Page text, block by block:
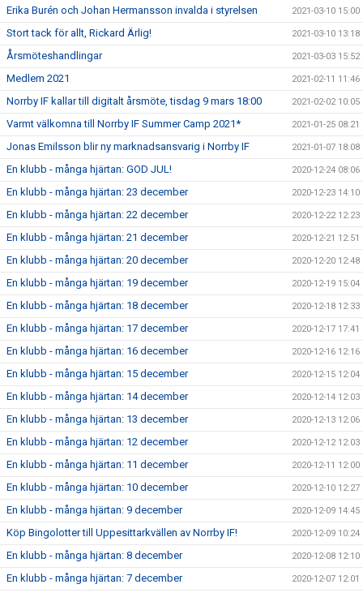
Erika Burén och Johan Hermansson invalda i styrelsen 2021-03-10 15:00
Stort tack för allt, Rickard Ärlig! 2021-03-10 13:18
Årsmöteshandlingar 2021-03-03 15:52
Medlem 2021 2021-02-11 11:46
Norrby IF kallar till digitalt årsmöte, tisdag 9 mars 18:00 2021-02-02 10:05
Varmt välkomna till Norrby IF Summer Camp 2021* 2021-01-25 08:21
Jonas Emilsson blir ny marknadsansvarig i Norrby IF 2021-01-07 18:08
En klubb - många hjärtan: GOD JUL! 2020-12-24 08:06
En klubb - många hjärtan: 23 december 2020-12-23 14:10
En klubb - många hjärtan: 22 december 2020-12-22 12:23
En klubb - många hjärtan: 21 december 2020-12-21 12:51
En klubb - många hjärtan: 20 december 2020-12-20 12:48
En klubb - många hjärtan: 19 december 2020-12-19 15:04
En klubb - många hjärtan: 18 december 2020-12-18 12:33
En klubb - många hjärtan: 17 december 2020-12-17 17:41
En klubb - många hjärtan: 16 december 2020-12-16 12:16
En klubb - många hjärtan: 15 december 2020-12-15 12:04
En klubb - många hjärtan: 14 december 2020-12-14 12:03
En klubb - många hjärtan: 13 december 2020-12-13 12:06
En klubb - många hjärtan: 12 december 2020-12-12 12:03
En klubb - många hjärtan: 11 december 2020-12-11 12:00
En klubb - många hjärtan: 10 december 2020-12-10 12:27
En klubb - många hjärtan: 9 december 2020-12-09 14:45
Köp Bingolotter till Uppesittarkvällen av Norrby IF! 2020-12-09 10:24
En klubb - många hjärtan: 8 december 2020-12-08 12:10
En klubb - många hjärtan: 7 december 2020-12-07 12:01